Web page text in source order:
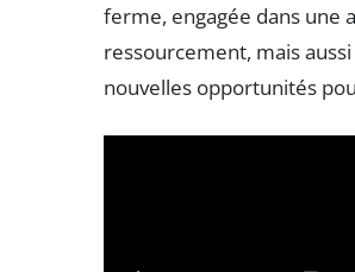
ferme, engagée dans une
ressourcement, mais
nouvelles opportunités